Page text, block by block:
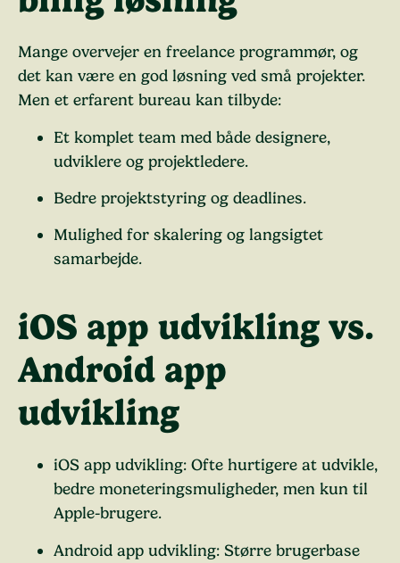
Mange overvejer en freelance programmør, og
det kan være en god løsning ved små projekter.
Men et erfarent bureau kan tilbyde:
Et komplet team med både designere,
udviklere og projektledere.
Bedre projektstyring og deadlines.
Mulighed for skalering og langsigtet
samarbejde.
iOS app udvikling vs.
Android app
udvikling
iOS app udvikling: Ofte hurtigere at udvikle,
bedre moneteringsmuligheder, men kun til
Apple-brugere.
Android app udvikling: Større brugerbase